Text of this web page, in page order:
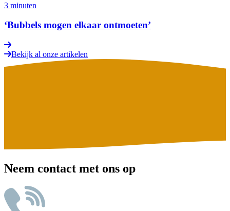
3 minuten
‘Bubbels mogen elkaar ontmoeten’
Bekijk al onze artikelen
Neem contact met ons op